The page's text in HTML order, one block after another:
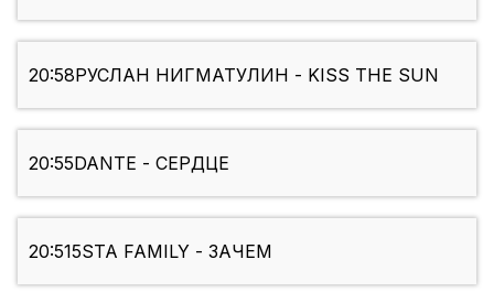
20:58РУСЛАН НИГМАТУЛИН - KISS THE SUN
20:55DANTE - СЕРДЦЕ
20:515STA FAMILY - ЗАЧЕМ